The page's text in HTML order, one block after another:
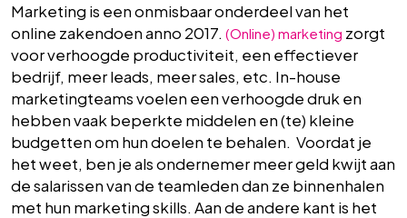
Marketing is een onmisbaar onderdeel van het
online zakendoen anno 2017. (Online) marketing zorgt
voor verhoogde productiviteit, een effectiever
bedrijf, meer leads, meer sales, etc. In-house
marketingteams voelen een verhoogde druk en
hebben vaak beperkte middelen en (te) kleine
budgetten om hun doelen te behalen. Voordat je
het weet, ben je als ondernemer meer geld kwijt aan
de salarissen van de teamleden dan ze binnenhalen
met hun marketing skills. Aan de andere kant is het